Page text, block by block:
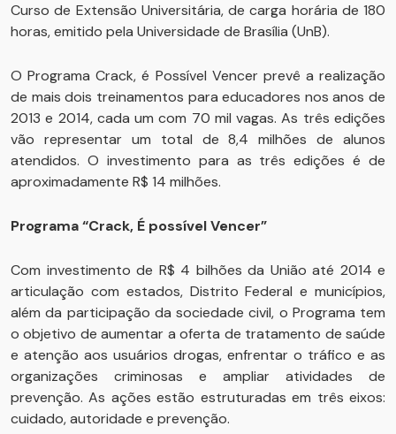
Curso de Extensão Universitária, de carga horária de 180
horas, emitido pela Universidade de Brasília (UnB).
O Programa Crack, é Possível Vencer prevê a realização
de mais dois treinamentos para educadores nos anos de
2013 e 2014, cada um com 70 mil vagas. As três edições
vão representar um total de 8,4 milhões de alunos
atendidos. O investimento para as três edições é de
aproximadamente R$ 14 milhões.
Programa “Crack, É possível Vencer”
Com investimento de R$ 4 bilhões da União até 2014 e
articulação com estados, Distrito Federal e municípios,
além da participação da sociedade civil, o Programa tem
o objetivo de aumentar a oferta de tratamento de saúde
e atenção aos usuários drogas, enfrentar o tráfico e as
organizações criminosas e ampliar atividades de
prevenção. As ações estão estruturadas em três eixos:
cuidado, autoridade e prevenção.